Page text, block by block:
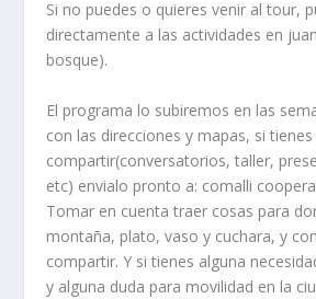
Si no puedes o quieres venir al tour,
directamente a las actividades en
bosque).
El programa lo subiremos en las
con las direcciones y mapas, si
compartir(conversatorios, taller,
etc) envialo pronto a: comalli
Tomar en cuenta traer cosas para
montaña, plato, vaso y cuchara, y
compartir. Y si tienes alguna
y alguna duda para movilidad en la